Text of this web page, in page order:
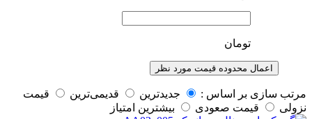
تومان
اعمال محدوده قیمت مورد نظر
مرتب سازی بر اساس : جدیدترین قدیمی‌ترین
قيمت
نزولی
قيمت صعودی بیشترین امتیاز